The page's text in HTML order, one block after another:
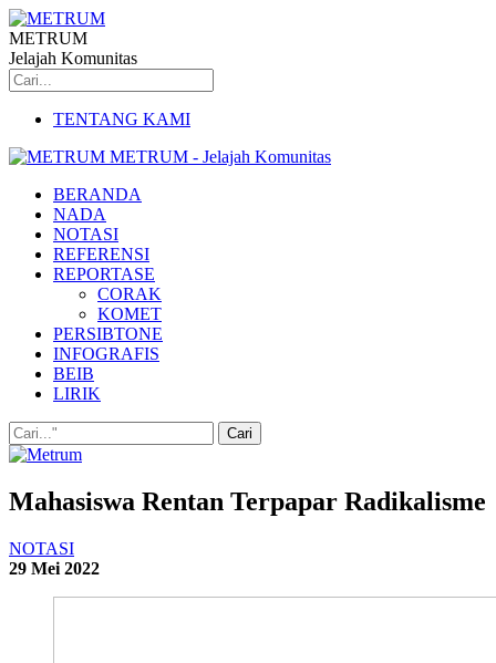
METRUM
Jelajah Komunitas
TENTANG KAMI
METRUM - Jelajah Komunitas
BERANDA
NADA
NOTASI
REFERENSI
REPORTASE
CORAK
KOMET
PERSIBTONE
INFOGRAFIS
BEIB
LIRIK
Mahasiswa Rentan Terpapar Radikalisme
NOTASI
29 Mei 2022